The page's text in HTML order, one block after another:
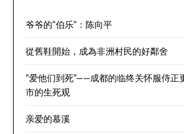
爷爷的“伯乐”：陈向平
從舊鞋開始，成為非洲村民的好鄰舍
“爱他们到死”——成都的临终关怀服侍正
市的生死观
亲爱的慕溪